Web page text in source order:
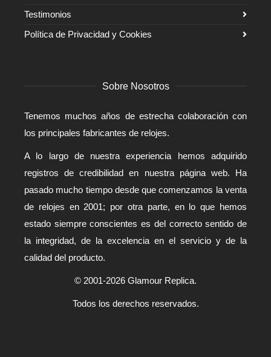
Testimonios
Política de Privacidad y Cookies
Sobre Nosotros
Tenemos muchos años de estrecha colaboración con
los principales fabricantes de relojes.
A lo largo de nuestra experiencia hemos adquirido
registros de credibilidad en nuestra página web. Ha
pasado mucho tiempo desde que comenzamos la venta
de relojes en 2001; por otra parte, en lo que hemos
estado siempre conscientes es del correcto sentido de
la integridad, de la excelencia en el servicio y de la
calidad del producto.
© 2001-2026 Glamour Replica.
Todos los derechos reservados.